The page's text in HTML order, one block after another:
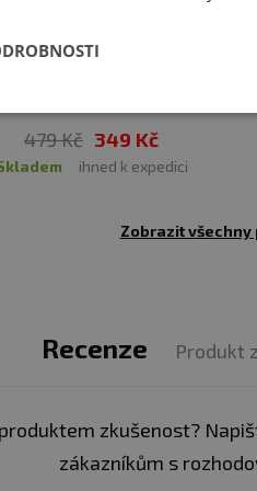
monohydrát je jedním z
při správném dávkování.
nebo výkonem,
obal
-27%
479 Kč 349 Kč
skladem ihned k expedici
Zobrazit všechny
Recenze Produkt
zkušenost?
zákazníkům s